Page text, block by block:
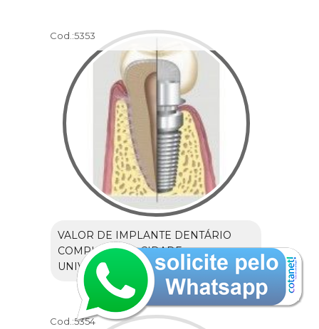
Cod.:5353
VALOR DE IMPLANTE DENTÁRIO
COMPLETO NA CIDADE
UNIVERSITÁRIA
Cod.:5354